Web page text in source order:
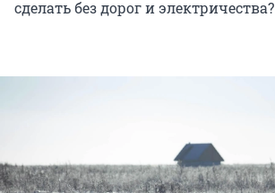
сделать без дорог и электричества?